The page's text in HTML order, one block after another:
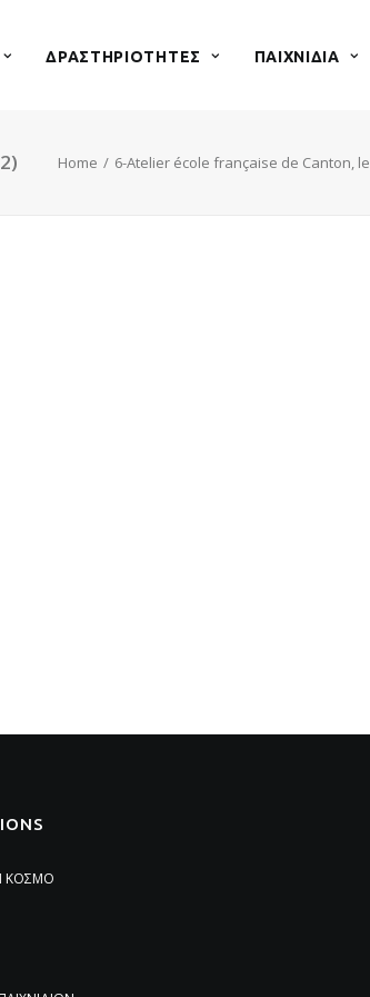
ΔΡΑΣΤΗΡΙΟΤΗΤΕΣ ΠΑΙΧΝΙΔΙΑ
Home 6-Atelier école française de Canton,
ΚΟΣΜΟ